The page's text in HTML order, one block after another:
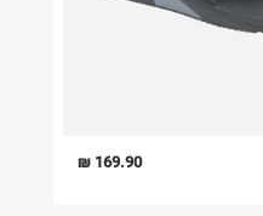
169.90 ₪